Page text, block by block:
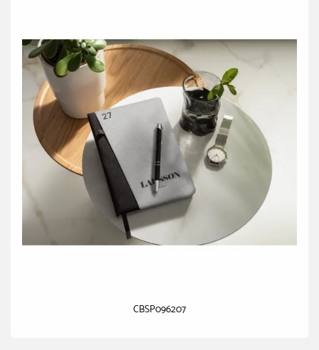
CBSP096207